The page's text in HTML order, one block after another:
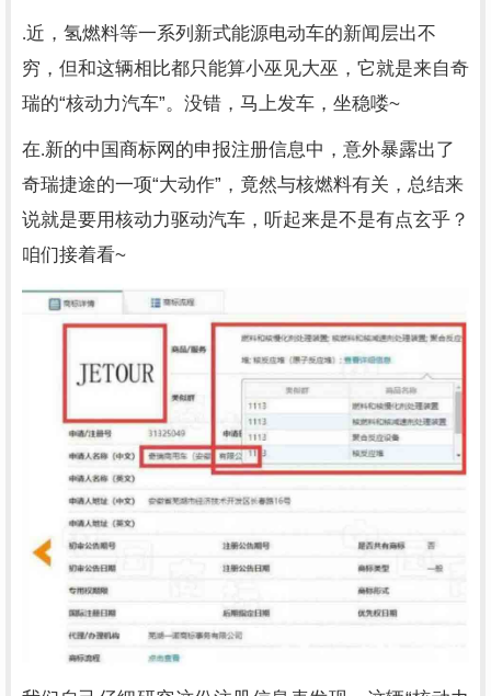
.近，氢燃料等一系列新式能源电动车的新闻层出不
穷，但和这辆相比都只能算小巫见大巫，它就是来自奇
瑞的“核动力汽车”。没错，马上发车，坐稳喽~
在.新的中国商标网的申报注册信息中，意外暴露出了
奇瑞捷途的一项“大动作” ，竟然与核燃料有关，总结来
说就是要用核动力驱动汽车，听起来是不是有点玄乎？
咱们接着看~